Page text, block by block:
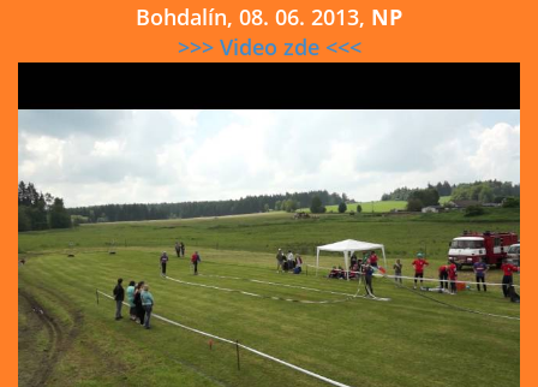
Bohdalín, 08. 06. 2013, NP
>>> Video zde <<<